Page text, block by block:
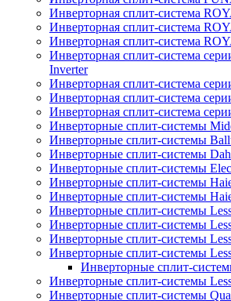
Инверторная сплит-система
Инверторная сплит-система
Инверторная сплит-система
Инверторная сплит-система
Inverter
Инверторная сплит-система
Инверторная сплит-система
Инверторная сплит-система
Инверторные сплит-системы
Инверторные сплит-системы
Инверторные сплит-системы
Инверторные сплит-системы
Инверторные сплит-системы
Инверторные сплит-системы
Инверторные сплит-системы
Инверторные сплит-системы
Инверторные сплит-системы
Инверторные сплит-системы
Инверторные сплит-
Инверторные сплит-системы
Инверторные сплит-системы